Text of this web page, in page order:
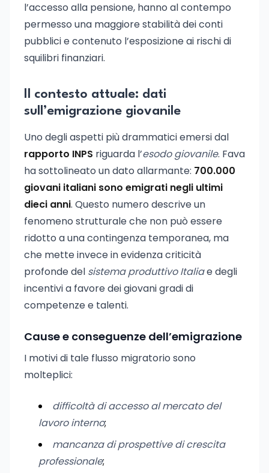
l’accesso alla pensione, hanno al contempo
permesso una maggiore stabilità dei conti
pubblici e contenuto l’esposizione ai rischi di
squilibri finanziari.
Il contesto attuale: dati
sull’emigrazione giovanile
Uno degli aspetti più drammatici emersi dal
rapporto INPS riguarda l’esodo giovanile. Fava
ha sottolineato un dato allarmante: 700.000
giovani italiani sono emigrati negli ultimi
dieci anni. Questo numero descrive un
fenomeno strutturale che non può essere
ridotto a una contingenza temporanea, ma
che mette invece in evidenza criticità
profonde del sistema produttivo Italiae degli
incentivi a favore dei giovani gradi di
competenze e talenti.
Cause e conseguenze dell’emigrazione
I motivi di tale flusso migratorio sono
molteplici:
difficoltà di accesso al mercato del
lavoro interno;
mancanza di prospettive di crescita
professionale;